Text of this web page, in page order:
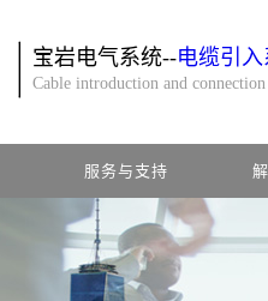
宝岩电气系统--电缆引
Cable introduction and
服务与支持